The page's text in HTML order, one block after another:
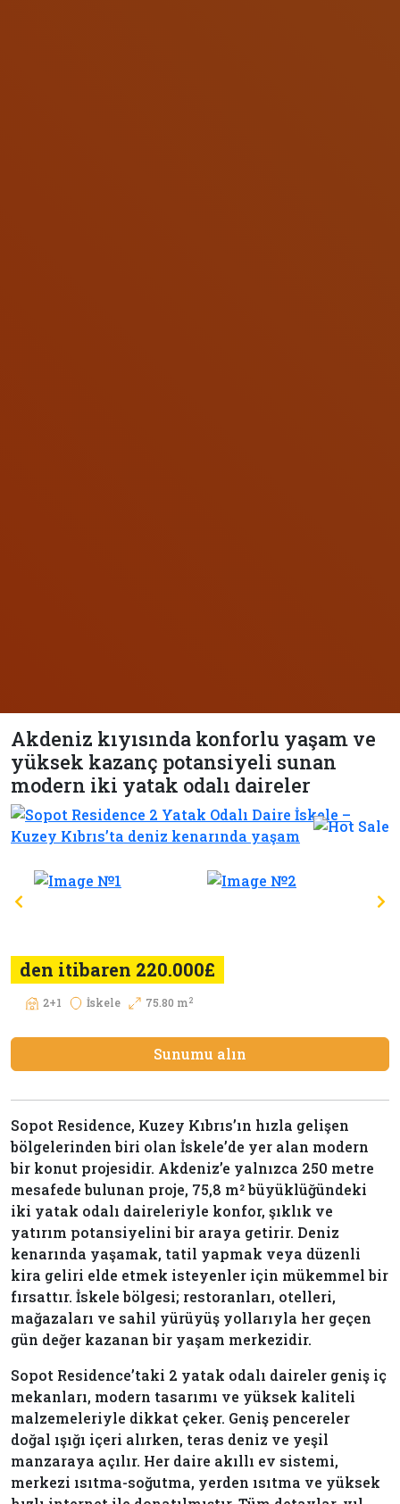
Akdeniz kıyısında konforlu yaşam ve
yüksek kazanç potansiyeli sunan
modern iki yatak odalı daireler
den itibaren 220.000£
2+1 İskele 75.80 m2
Sunumu alın
Sopot Residence, Kuzey Kıbrıs’ın hızla gelişen
bölgelerinden biri olan İskele’de yer alan modern
bir konut projesidir. Akdeniz’e yalnızca 250 metre
mesafede bulunan proje, 75,8 m² büyüklüğündeki
iki yatak odalı daireleriyle konfor, şıklık ve
yatırım potansiyelini bir araya getirir. Deniz
kenarında yaşamak, tatil yapmak veya düzenli
kira geliri elde etmek isteyenler için mükemmel bir
fırsattır. İskele bölgesi; restoranları, otelleri,
mağazaları ve sahil yürüyüş yollarıyla her geçen
gün değer kazanan bir yaşam merkezidir.
Sopot Residence’taki 2 yatak odalı daireler geniş iç
mekanları, modern tasarımı ve yüksek kaliteli
malzemeleriyle dikkat çeker. Geniş pencereler
doğal ışığı içeri alırken, teras deniz ve yeşil
manzaraya açılır. Her daire akıllı ev sistemi,
merkezi ısıtma-soğutma, yerden ısıtma ve yüksek